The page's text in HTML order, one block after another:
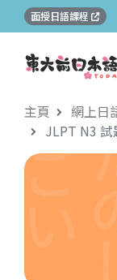
面授日語課程
主頁 網上日
JLPT N3 試